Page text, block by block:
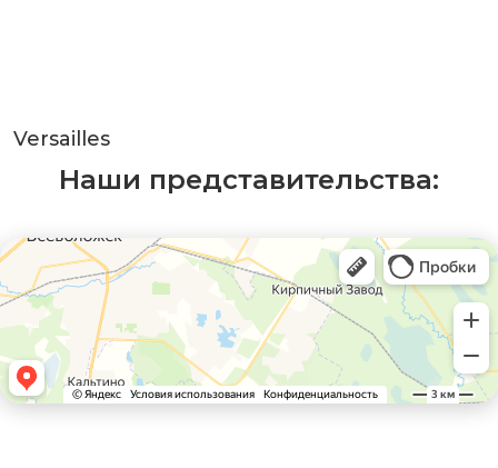
Versailles
Наши представительства: